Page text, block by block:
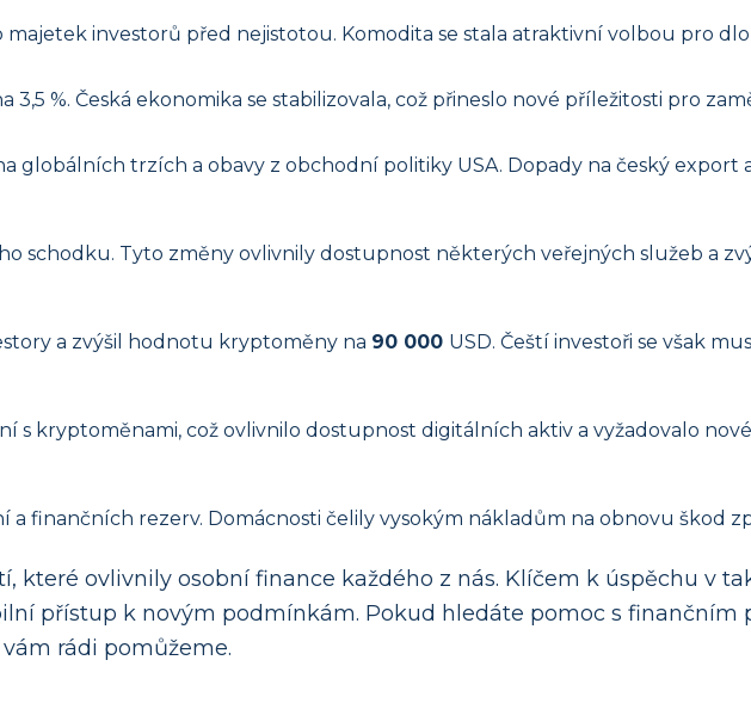
majetek investorů před nejistotou. Komodita se stala atraktivní volbou pro
3,5 %. Česká ekonomika se stabilizovala, což přineslo nové příležitosti pro
globálních trzích a obavy z obchodní politiky USA. Dopady na český export
schodku. Tyto změny ovlivnily dostupnost některých veřejných služeb a
a zvýšil hodnotu kryptoměny na 90 000 USD. Čeští investoři se však
s kryptoměnami, což ovlivnilo dostupnost digitálních aktiv a vyžadovalo
finančních rezerv. Domácnosti čelily vysokým nákladům na obnovu škod
které ovlivnily osobní finance každého z nás. Klíčem k úspěchu v
přístup k novým podmínkám. Pokud hledáte pomoc s finančním
rádi pomůžeme.